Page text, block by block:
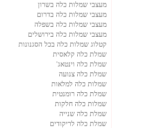
מעצבי שמלות כלה בשרון
מעצבי שמלות כלה בדרום
מעצבי שמלות כלה בשפלה
מעצבי שמלות כלה בירושלים
קטלוג שמלות כלה בכל הסגנונות
שמלת כלה קלאסית
שמלת כלה וינטאג'
שמלת כלה צנועה
שמלות כלה למלאות
שמלת כלה רומנטית
שמלות כלה חלקות
שמלת כלה שנייה
שמלת כלה לריקודים